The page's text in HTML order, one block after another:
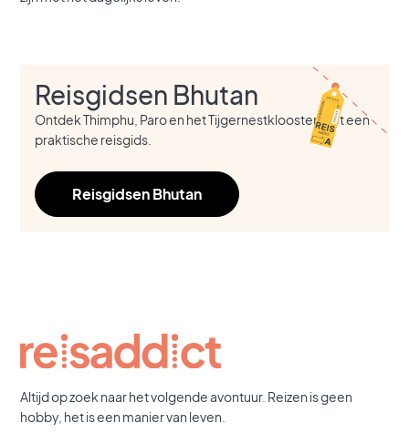
Reisgidsen Bhutan
Ontdek Thimphu, Paro en het Tijgernestklooster met een
praktische reisgids.
Reisgidsen Bhutan
Altijd op zoek naar het volgende avontuur. Reizen is geen
hobby, het is een manier van leven.